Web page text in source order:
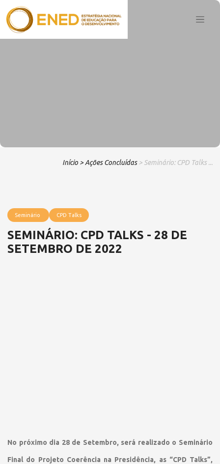
Início > Ações Concluídas > Seminário: CPD Talks ...
Seminário CPD Talks
SEMINÁRIO: CPD TALKS - 28 DE
SETEMBRO DE 2022
No próximo dia 28 de Setembro, será realizado o Seminário
Final do Projeto Coerência na Presidência, as “CPD Talks”,